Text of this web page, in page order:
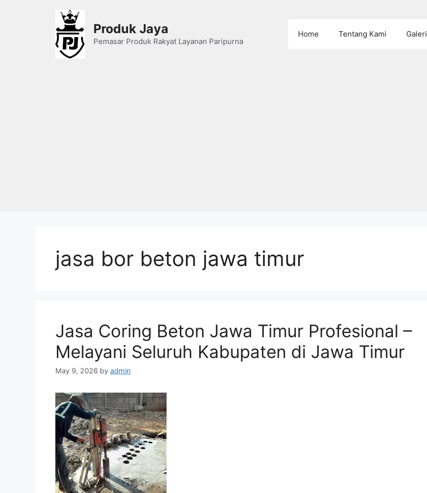
Produk Jaya
Pemasar Produk Rakyat Layanan Paripurna
Home Tentang Kami Galeri
jasa bor beton jawa timur
Jasa Coring Beton Jawa Timur Profesional –
Melayani Seluruh Kabupaten di Jawa Timur
May 9, 2026 by admin